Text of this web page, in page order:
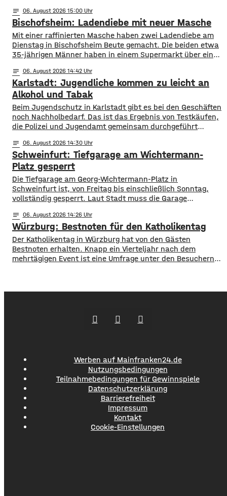
notes 06. August 2026 15:00
Bischofsheim: Ladendiebe mit neuer Masche
Mit einer raffinierten Masche haben zwei Ladendiebe am
Dienstag in Bischofsheim Beute gemacht. Die beiden etwa
35-jährigen Männer haben in einem Supermarkt über eine
Einkaufswagen geladen. Ihre Beute versteckten sie im
Anschluss unter mehreren Packungen Küchenrolle. Sie
verließen den Laden ohne die Waren im Wert von rund
1.000
notes 06. August 2026 14:42
Karlstadt: Jugendliche kommen zu leicht an
Alkohol und Tabak
Beim Jugendschutz in Karlstadt gibt es bei den Geschäften
noch Nachholbedarf. Das ist das Ergebnis von Testkäufen,
die Polizei und Jugendamt gemeinsam durchgeführt
Geschäfte geschickt und sollten dort versuchen,
Tabakwaren oder Spirituosen zu kaufen. In sechs Fällen
bekam die Jugendliche illegalerweise diese Artikel. Gegen
die verantwortlichen Verkäuferinnen und
notes 06. August 2026 14:30
Schweinfurt: Tiefgarage am Wichtermann-
Platz gesperrt
Die Tiefgarage am Georg-Wichtermann-Platz in
Schweinfurt ist, von Freitag bis einschließlich Sonntag,
vollständig gesperrt. Laut Stadt muss die Garage
während der Sperrung weder für Ein- noch Ausfahrten zur
Verfügung. Alternative Parkmöglichkeiten bieten unter
anderem, die Tiefgarage Graben oder die Parkgarage
Kunsthalle.
notes 06. August 2026 14:26
Würzburg: Bestnoten für den Katholikentag
Der Katholikentag in Würzburg hat von den Gästen
Bestnoten erhalten. Knapp ein Vierteljahr nach dem
mehrtägigen Event ist eine Umfrage unter den Besuchern
Werben auf Mainfranken24.de
Nutzungsbedingungen
Teilnahmebedingungen für Gewinnspiele
Datenschutzerklärung
Barrierefreiheit
Impressum
Kontakt
Cookie-Einstellungen